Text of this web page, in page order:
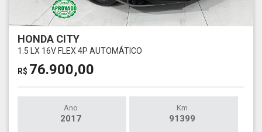
HONDA CITY
1.5 LX 16V FLEX 4P AUTOMÁTICO
R$ 76.900,00
Ano
2017
Km
91399